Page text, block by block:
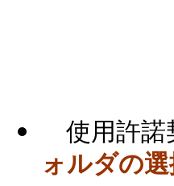
使用許諾
ォルダの選